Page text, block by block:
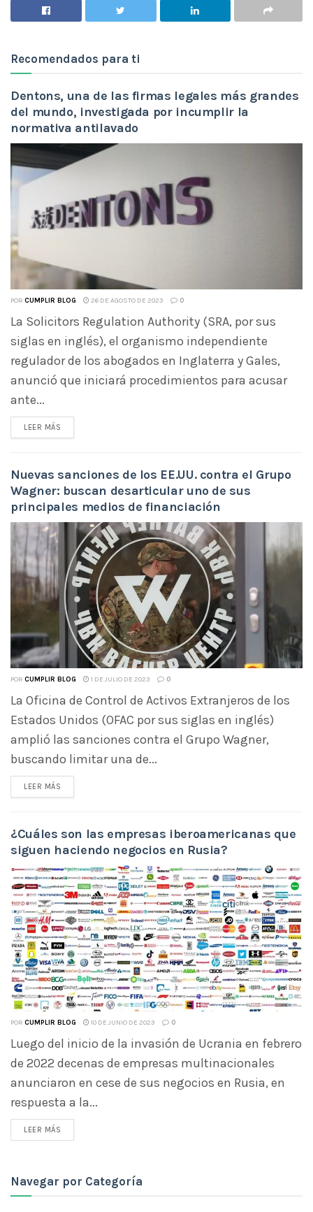
Recomendados para ti
Dentons, una de las firmas legales más grandes
del mundo, investigada por incumplir la
normativa antilavado
POR CUMPLIR BLOG 26 DE AGOSTO DE 2023 0
La Solicitors Regulation Authority (SRA, por sus
siglas en inglés), el organismo independiente
regulador de los abogados en Inglaterra y Gales,
anunció que iniciará procedimientos para acusar
ante...
LEER MÁS
Nuevas sanciones de los EE.UU. contra el Grupo
Wagner: buscan desarticular uno de sus
principales medios de financiación
POR CUMPLIR BLOG 1 DE JULIO DE 2023 0
La Oficina de Control de Activos Extranjeros de los
Estados Unidos (OFAC por sus siglas en inglés)
amplió las sanciones contra el Grupo Wagner,
buscando limitar una de...
LEER MÁS
¿Cuáles son las empresas iberoamericanas que
siguen haciendo negocios en Rusia?
POR CUMPLIR BLOG 10 DE JUNIO DE 2023 0
Luego del inicio de la invasión de Ucrania en febrero
de 2022 decenas de empresas multinacionales
anunciaron en cese de sus negocios en Rusia, en
respuesta a la...
LEER MÁS
Navegar por Categoría